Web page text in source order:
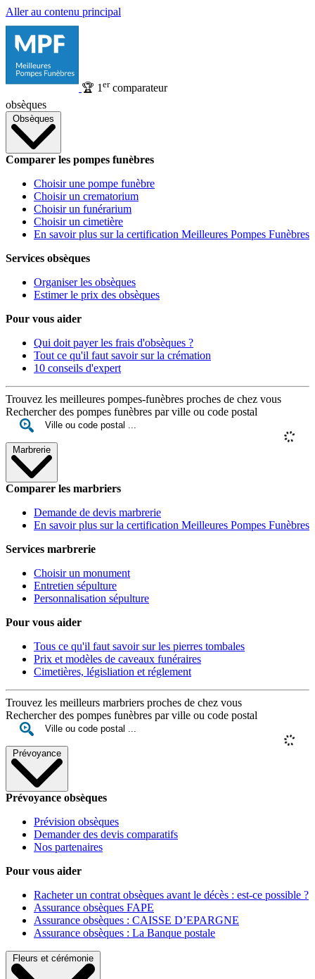
Aller au contenu principal
🏆 1 ercomparateur
obsèques
Obsèques
Comparer les pompes funèbres
Choisir une pompe funèbre
Choisir un crematorium
Choisir un funérarium
Choisir un cimetière
En savoir plus sur la certification Meilleures Pompes Funèbres
Services obsèques
Organiser les obsèques
Estimer le prix des obsèques
Pour vous aider
Qui doit payer les frais d'obsèques ?
Tout ce qu'il faut savoir sur la crémation
10 conseils d'expert
Trouvez les meilleures pompes-funèbres proches de chez vous
Rechercher des pompes funèbres par ville ou code postal
Marbrerie
Comparer les marbriers
Demande de devis marbrerie
En savoir plus sur la certification Meilleures Pompes Funèbres
Services marbrerie
Choisir un monument
Entretien sépulture
Personnalisation sépulture
Pour vous aider
Tous ce qu'il faut savoir sur les pierres tombales
Prix et modèles de caveaux funéraires
Cimetières, législiation et réglement
Trouvez les meilleurs marbriers proches de chez vous
Rechercher des pompes funèbres par ville ou code postal
Prévoyance
Prévoyance obsèques
Prévision obsèques
Demander des devis comparatifs
Nos partenaires
Pour vous aider
Racheter un contrat obsèques avant le décès : est-ce possible ?
Assurance obsèques FAPE
Assurance obsèques : CAISSE D’EPARGNE
Assurance obsèques : La Banque postale
Fleurs et cérémonie